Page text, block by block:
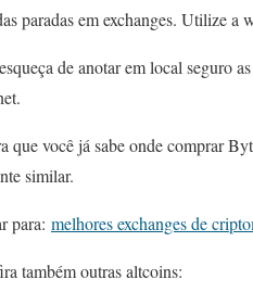
paradas em exchanges. Utilize
de anotar em local seguro
que você já sabe onde comprar
similar.
para: melhores exchanges de
também outras altcoins: